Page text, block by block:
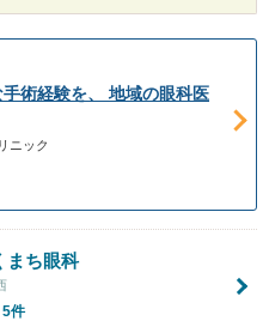
術経験を、 地域の眼科医
ニック
まち眼科
5件